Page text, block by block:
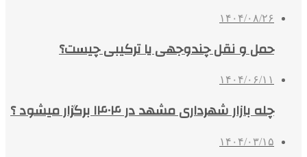
۱۴۰۴/۰۸/۲۶
حمل و نقل چندوجهی یا ترکیبی چیست؟
۱۴۰۴/۰۶/۱۱
چله بازار شهرداری مشهد در ۱۴۰۴ برگزار میشود ؟
۱۴۰۴/۰۳/۱۵